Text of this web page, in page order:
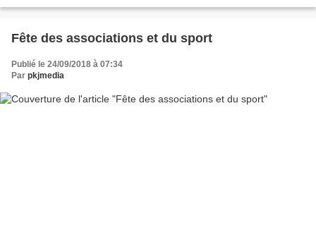
Fête des associations et du sport
Publié le 24/09/2018 à 07:34
Par pkjmedia